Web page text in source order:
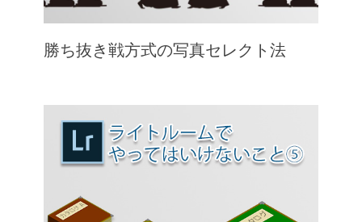
勝ち抜き戦方式の写真セレクト法